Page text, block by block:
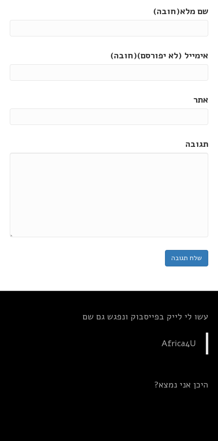
שם מלא(חובה)
אימייל (לא יפורסם)(חובה)
אתר
תגובה
עשו לי לייק בפייסבוק ונפגש גם שם
Africa4U
היכן אני נמצא?